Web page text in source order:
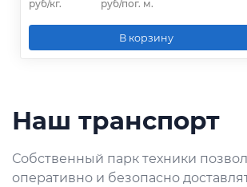
руб/кг. руб/пог. м.
В корзину
Наш транспорт
Собственный парк техники
оперативно и безопасно